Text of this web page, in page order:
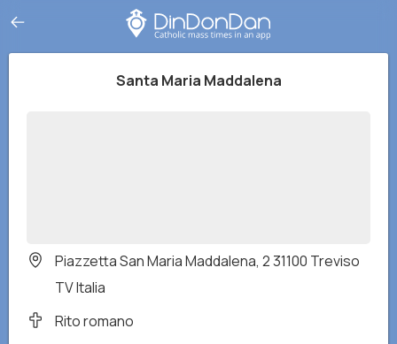
Santa Maria Maddalena
Piazzetta San Maria Maddalena, 2 31100 Treviso
TV Italia
Rito romano